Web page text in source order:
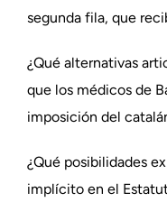
segunda fila, que
¿Qué alternativas
que los médicos de
imposición del
¿Qué posibilidades
implícito en el